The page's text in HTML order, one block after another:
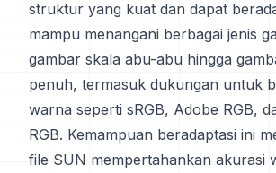
struktur yang kuat dan dapat
mampu menangani berbagai jenis
gambar skala abu-abu hingga
penuh, termasuk dukungan untuk
warna seperti sRGB, Adobe RGB,
RGB. Kemampuan beradaptasi ini
file SUN mempertahankan akurasi